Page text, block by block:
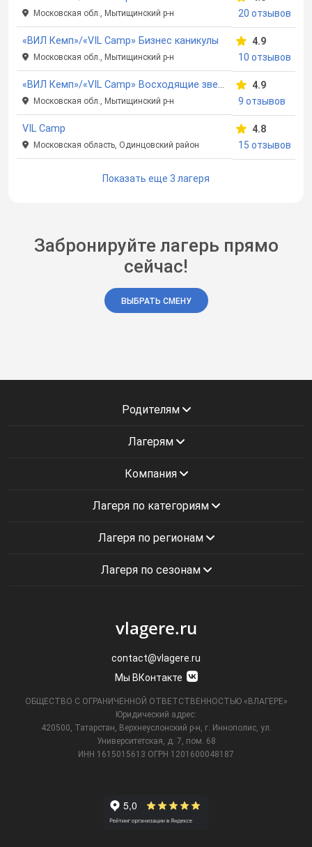
Московская обл., Мытищинский р-н
20 отзывов
«ВИЛ Кемп»/«VIL Camp» Бизнес каникулы
Московская обл., Мытищинский р-н
4.9
10 отзывов
«ВИЛ Кемп»/«VIL Camp» Восходящие звезды
Московская обл., Мытищинский р-н
4.9
9 отзывов
VIL Camp
Московская область, Одинцовский район
4.8
15 отзывов
Показать еще 3 лагеря
Забронируйте лагерь прямо
сейчас!
ВЫБРАТЬ СМЕНУ
Родителям
Лагерям
Компания
Лагеря по категориям
Лагеря по регионам
Лагеря по сезонам
vlagere.ru
contact@vlagere.ru
Мы ВКонтакте
ОБЩЕСТВО С ОГРАНИЧЕННОЙ ОТВЕТСТВЕННОСТЬЮ «ВЛАГЕРЕ»
Юридический адрес:
420500, Татарстан, Верхнеуслонский р-н, г. Иннополис, ул.
Университетская,
д. 7, пом. 68
ИНН 1615015613 ОГРН 1201600048187